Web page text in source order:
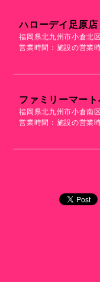
ハローデイ足原店
福岡県北九州市小倉北
営業時間：施設の営業
ファミリーマー
福岡県北九州市小倉南
営業時間：施設の営業